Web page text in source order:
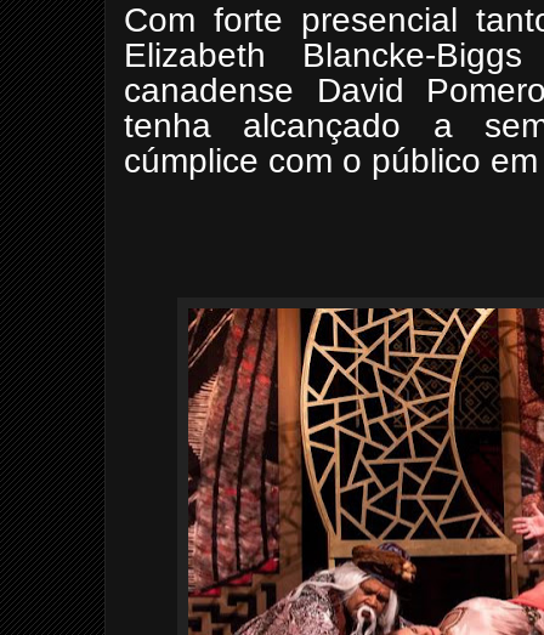
Com forte presencial
Elizabeth Blancke-
canadense David
tenha alcançado a
cúmplice com o público